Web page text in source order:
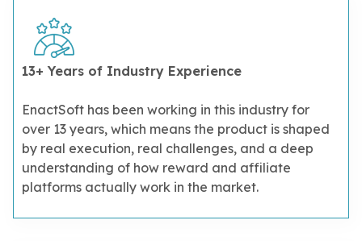
13+ Years of Industry Experience
EnactSoft has been working in this industry for
over 13 years, which means the product is shaped
by real execution, real challenges, and a deep
understanding of how reward and affiliate
platforms actually work in the market.